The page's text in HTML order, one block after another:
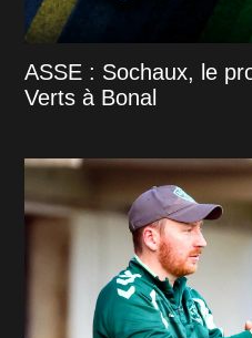
ASSE : Sochaux, le
Verts à Bonal